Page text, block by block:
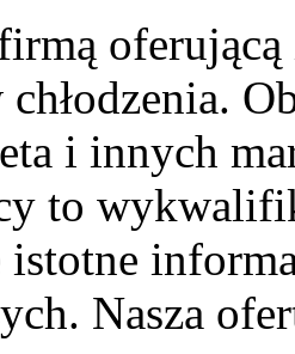
i innych
to
Nasza